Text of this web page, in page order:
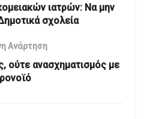
ιατρών: Να μην
σχολεία
Ανάρτηση
ούτε ανασχηματισμός με